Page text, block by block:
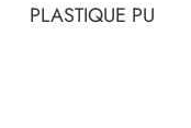
PLASTIQUE PU